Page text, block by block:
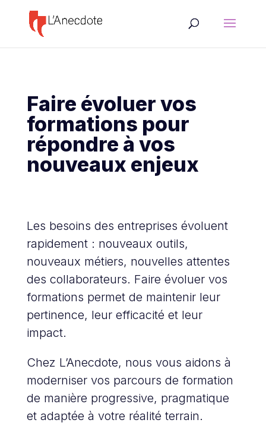
Faire évoluer vos
formations pour
répondre à vos
nouveaux enjeux
Les besoins des entreprises évoluent
rapidement: nouveaux outils,
nouveaux métiers, nouvelles attentes
des collaborateurs. Faire évoluer vos
formations permet de maintenir leur
pertinence, leur efficacité et leur
impact.
Chez L’Anecdote, nous vous aidons à
moderniser vos parcours de formation
de manière progressive, pragmatique
et adaptée à votre réalité terrain.